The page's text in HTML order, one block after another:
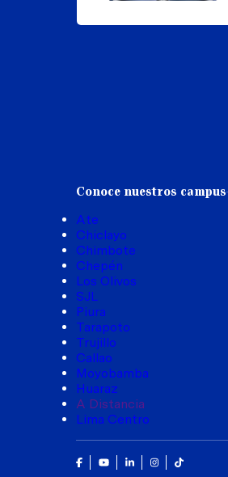
Conoce nuestros campus
Ate
Chiclayo
Chimbote
Chepén
Los Olivos
SJL
Piura
Tarapoto
Trujillo
Callao
Moyobamba
Huaraz
A Distancia
Lima Centro
Facebook
YoutubeLinkedinInstagram
Tik Tok